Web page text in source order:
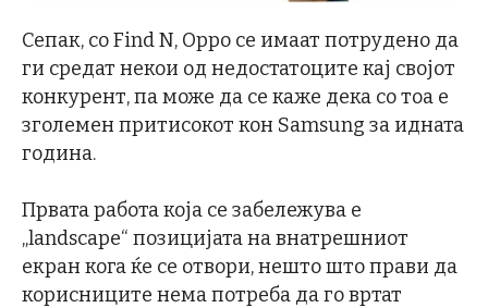
Сепак, со Find N, Oppo се имаат потрудено да
ги средат некои од недостатоците кај својот
конкурент, па може да се каже дека со тоа е
зголемен притисокот кон Samsung за идната
година.
Првата работа која се забележува е
„landscape“ позицијата на внатрешниот
екран кога ќе се отвори, нешто што прави да
корисниците нема потреба да го вртат